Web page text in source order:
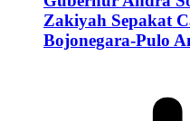
Zakiyah Sepakat
Bojonegara-Pulo